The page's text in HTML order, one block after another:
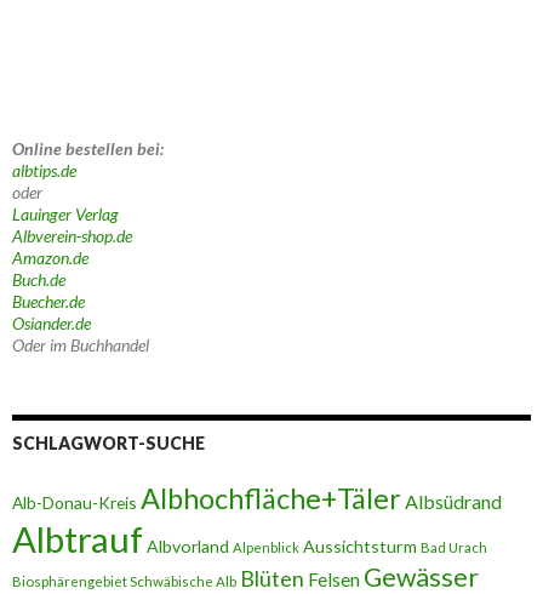
Online bestellen bei:
albtips.de
oder
Lauinger Verlag
Albverein-shop.de
Amazon.de
Buch.de
Buecher.de
Osiander.de
Oder im Buchhandel
SCHLAGWORT-SUCHE
Alb-Donau-Kreis Albhochfläche+TälerAlbsüdrand
Albtrauf Albvorland Alpenblick Aussichtsturm Bad Urach
Biosphärengebiet Schwäbische Alb Blüten Felsen Gewässer